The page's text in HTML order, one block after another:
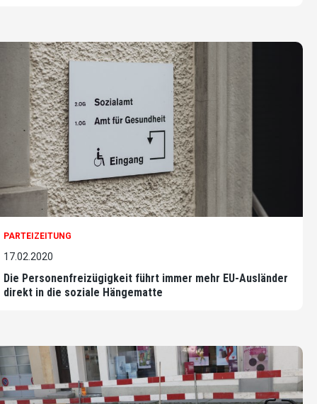
PARTEIZEITUNG
17.02.2020
Die Personenfreizügigkeit führt immer mehr EU-Ausländer
direkt in die soziale Hängematte